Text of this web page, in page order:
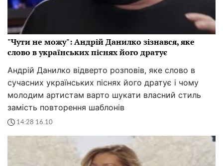
"Чути не можу": Андрій Данилко зізнався, яке
слово в українських піснях його дратує
Андрій Данилко відверто розповів, яке слово в
сучасних українських піснях його дратує і чому
молодим артистам варто шукати власний стиль
замість повторення шаблонів
14:28 16.10